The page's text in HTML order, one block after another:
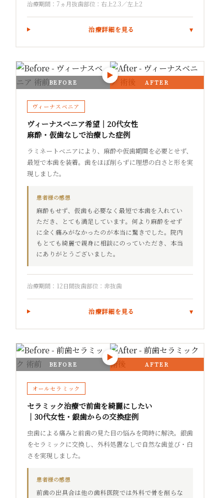
治療期間：7ヵ月抜歯部位：右上2.3／左上2
治療詳細を見る
▶
BEFORE AFTER
ヴィーナスベニア
ヴィーナスベニア希望｜20代女性
麻酔・仮歯なしで治療した症例
ラミネートベニアにより、麻酔や仮歯期間を必要とせず、
最短で本歯を装着。歯をほぼ削らずに理想の白さと形を実
現しました。
患者様の感想
麻酔もせず、仮歯も必要なく最短で本歯を入れてい
ただき、とても満足しています。何より麻酔をせず
に全く痛みがなかったのが本当に驚きでした。院内
もとても綺麗で親身に相談にのっていただき、本当
にありがとうございました。
治療期間：12日間抜歯部位：非抜歯
治療詳細を見る
▶
BEFORE AFTER
オールセラミック
セラミック治療で前歯を綺麗にしたい
｜30代女性・銀歯からの交換症例
虫歯による痛みと前歯の見た目の悩みを同時に解決。銀歯
をセラミックに交換し、外科処置なしで自然な歯並び・白
さを実現しました。
患者様の感想
前歯の出具合は他の歯科医院では外科で骨を削らな